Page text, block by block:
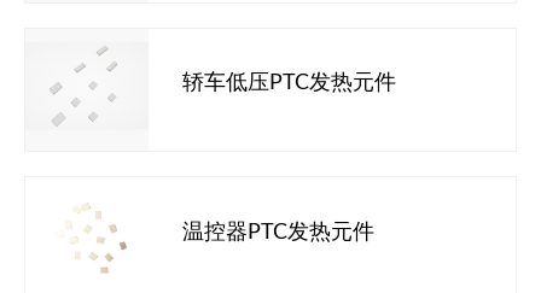
轿车低压PTC发热元件
温控器PTC发热元件